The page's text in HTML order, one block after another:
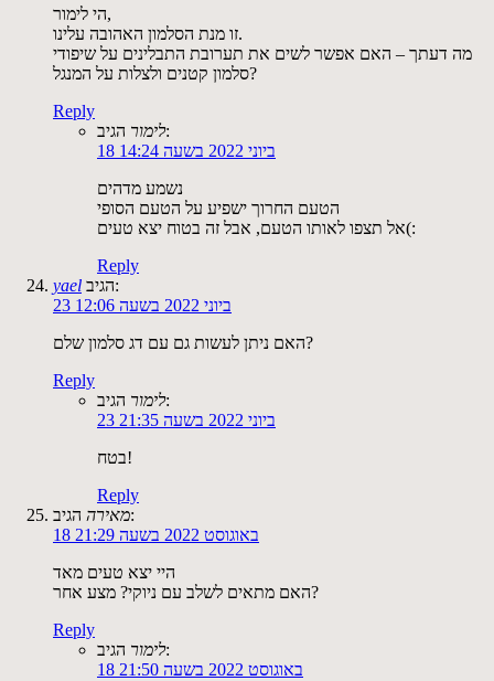
הי לימור,
זו מנת הסלמון האהובה עלינו.
מה דעתך – האם אפשר לשים את תערובת התבלינים על שיפודי
סלמון קטנים ולצלות על המנגל?
Reply
לימורהגיב:
18 ביוני 2022 בשעה 14:24
נשמע מדהים
הטעם החרוך ישפיע על הטעם הסופי
אל תצפו לאותו הטעם, אבל זה בטוח יצא טעים(:
Reply
yael
הגיב:
23 ביוני 2022 בשעה 12:06
האם ניתן לעשות גם עם דג סלמון שלם?
Reply
לימורהגיב:
23 ביוני 2022 בשעה 21:35
בטח!
Reply
מאירההגיב:
18 באוגוסט 2022 בשעה 21:29
היי יצא טעים מאד
האם מתאים לשלב עם ניוקי? מצע אחר?
Reply
לימורהגיב:
18 באוגוסט 2022 בשעה 21:50